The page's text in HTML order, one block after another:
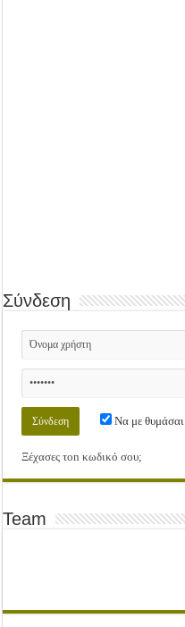
Σύνδεση
Να με θυμάσαι
Ξέχασες τοn κωδικό σου;
Team